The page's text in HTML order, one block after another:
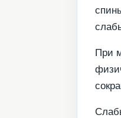
При